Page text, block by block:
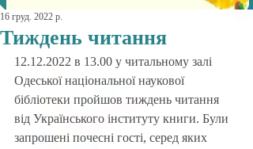
Тиждень читання
16 груд. 2022 р.
12.12.2022 в 13.00 у читальному залі
Одеської національної наукової
бібліотеки пройшов тиждень читання
від Українського інституту книги. Були
запрошені почесні гості, серед яких